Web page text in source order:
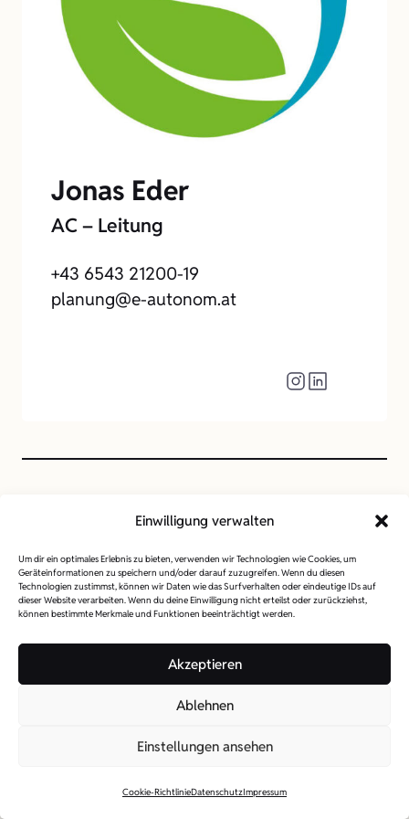
Einwilligung verwalten
Um dir ein optimales Erlebnis zu bieten, verwenden wir Technologien wie Cookies, um
Geräteinformationen zu speichern und/oder darauf zuzugreifen. Wenn du diesen
Technologien zustimmst, können wir Daten wie das Surfverhalten oder eindeutige IDs auf
dieser Website verarbeiten. Wenn du deine Einwilligung nicht erteilst oder zurückziehst,
können bestimmte Merkmale und Funktionen beeinträchtigt werden.
Akzeptieren
Ablehnen
Einstellungen ansehen
Cookie-RichtlinieDatenschutzImpressum
Jonas Eder
AC – Leitung
+43 6543 21200-19
planung@e-autonom.at